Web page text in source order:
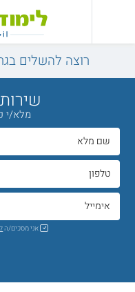
רוצה להשלים
מלא/י
אני מסכים/ה